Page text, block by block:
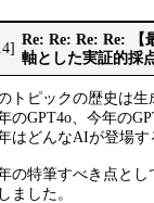
Re: Re: Re: Re:
軸とした実証的採
トピックの歴史は
のGPT4o、今年の
はどんなAIが登場す
の特筆すべき点と
ました。